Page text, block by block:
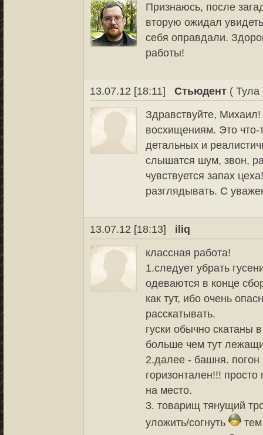
Признаюсь, после
вторую ожидал
себя оправдали.
работы!
13.07.12 [18:11] Стьюдент ( Тула
Здравствуйте,
восхищениям. Это
детальных и
слышатся шум, звон,
чувствуется запах
разглядывать. С
13.07.12 [18:13]
iliq
классная работа!
1.следует убрать
одеваются в конце
как тут, ибо очень
расскатывать.
гуски обычно скатаны
больше чем тут
2.далее - башня.
горизонтален!!! просто
на место.
3. товарищ тянущий
уложить/согнуть